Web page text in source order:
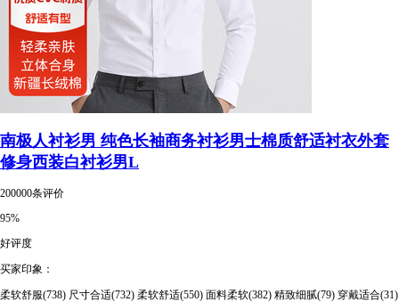
南极人衬衫男 纯色长袖商务衬衫男士棉质舒适衬衣外套
修身西装白衬衫男L
200000条评价
95%
好评度
买家印象：
柔软舒服(738) 尺寸合适(732) 柔软舒适(550) 面料柔软(382) 精致细腻(79) 穿戴适合(31)